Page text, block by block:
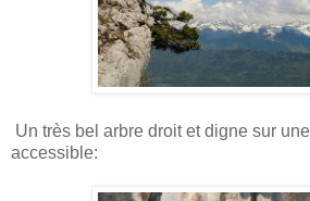
Un très bel arbre droit et digne sur
accessible: